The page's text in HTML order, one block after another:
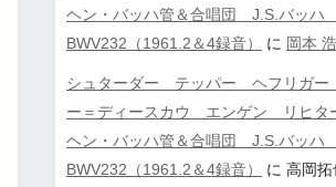
ヘン・バッハ管＆合唱団 J.S.バッハ
BWV232（1961.2＆4録音）
に 岡本
シュターダー テッパー ヘフリガー
ー＝ディースカウ エンゲン リヒタ
ヘン・バッハ管＆合唱団 J.S.バッハ
BWV232（1961.2＆4録音）
に 高岡拓